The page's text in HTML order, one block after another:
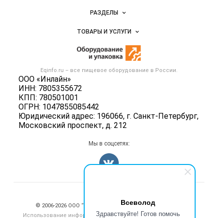
Всеволод
Здравствуйте! Готов помочь
Eqinfo.ru – все пищевое оборудование в России.
ООО «Инлайн»
ИНН: 7805355672
КПП: 780501001
ОГРН: 1047855085442
Юридический адрес: 196066, г. Санкт-Петербург,
Московский проспект, д. 212
Новости Eqinfo.ru
Размещение рекламы
Публичная оферта
Контактная информация
Политика обработки персональных данных
РАЗДЕЛЫ
Объявления
Вакансии
Блог
ТОВАРЫ И УСЛУГИ
Оборудование для пищепрома
Тара и упаковка
Б/у оборудование
Информация о компаниях
Добавить объявление
Карта объявлений
Мы в соцсетях:
© 2006‑2026 ООО “Инлайн”. 12+ Все права защищены.
Использование информации, размещенной на данном сайте,